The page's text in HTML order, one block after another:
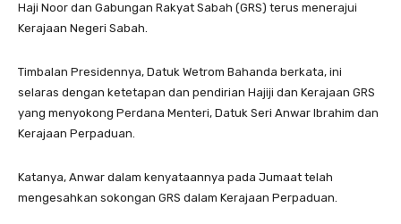
Haji Noor dan Gabungan Rakyat Sabah (GRS) terus menerajui
Kerajaan Negeri Sabah.
Timbalan Presidennya, Datuk Wetrom Bahanda berkata, ini
selaras dengan ketetapan dan pendirian Hajiji dan Kerajaan GRS
yang menyokong Perdana Menteri, Datuk Seri Anwar Ibrahim dan
Kerajaan Perpaduan.
Katanya, Anwar dalam kenyataannya pada Jumaat telah
mengesahkan sokongan GRS dalam Kerajaan Perpaduan.